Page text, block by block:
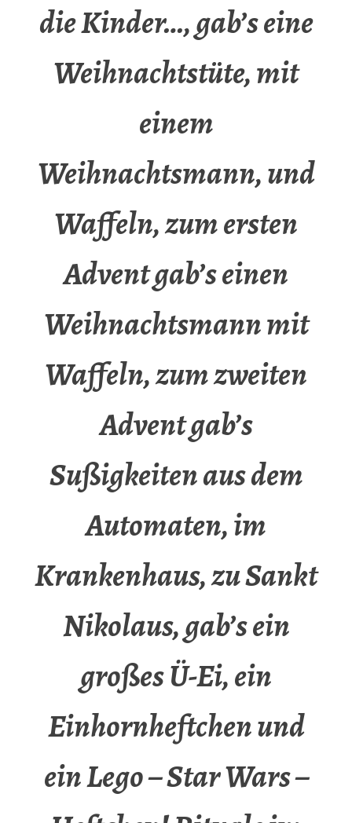
die Kinder…, gab’s eine
Weihnachtstüte, mit
einem
Weihnachtsmann, und
Waffeln, zum ersten
Advent gab’s einen
Weihnachtsmann mit
Waffeln, zum zweiten
Advent gab’s
Sußigkeiten aus dem
Automaten, im
Krankenhaus, zu Sankt
Nikolaus, gab’s ein
großes Ü-Ei, ein
Einhornheftchen und
ein Lego – Star Wars –